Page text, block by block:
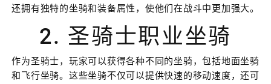
还拥有独特的坐骑和装备属性，使他们在战斗中更加强大。
2. 圣骑士职业坐骑
作为圣骑士，玩家可以获得各种不同的坐骑，包括地面坐骑
和飞行坐骑。这些坐骑不仅可以提供快速的移动速度，还可